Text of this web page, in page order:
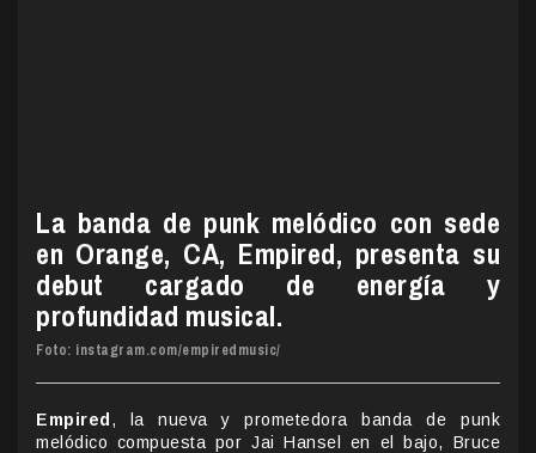
La banda de punk melódico con sede
en Orange, CA, Empired, presenta su
debut cargado de energía y
profundidad musical.
Foto: instagram.com/empiredmusic/
Empired , la nueva y prometedora banda de punk
melódico compuesta por Jai Hansel en el bajo, Bruce